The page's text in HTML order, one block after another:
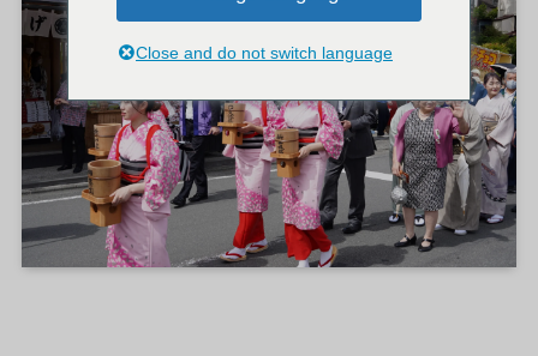
Close and do not switch language